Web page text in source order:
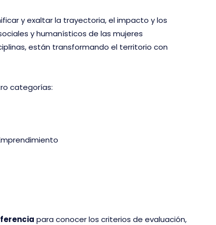
y exaltar la trayectoria, el impacto y los
y humanísticos de las mujeres
están transformando el territorio con
categorías:
para conocer los criterios de evaluación,